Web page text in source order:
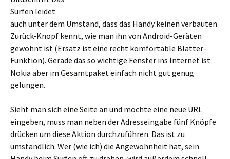
Surfen leidet
auch unter dem Umstand, dass das Handy keinen verbauten
Zurück-Knopf kennt, wie man ihn von Android-Geräten
gewohnt ist (Ersatz ist eine recht komfortable Blätter-
Funktion). Gerade das so wichtige Fenster ins Internet ist
Nokia aber im Gesamtpaket einfach nicht gut genug
gelungen.
Sieht man sich eine Seite an und möchte eine neue URL
eingeben, muss man neben der Adresseingabe fünf Knöpfe
drücken um diese Aktion durchzuführen. Das ist zu
umständlich. Wer (wie ich) die Angewohnheit hat, sein